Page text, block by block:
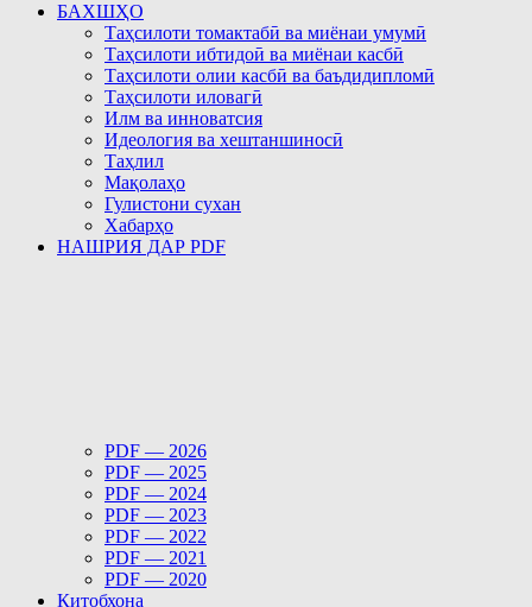
БАХШҲО
Таҳсилоти томактабӣ ва миёнаи умумӣ
Таҳсилоти ибтидоӣ ва миёнаи касбӣ
Таҳсилоти олии касбӣ ва баъдидипломӣ
Таҳсилоти иловагӣ
Илм ва инноватсия
Идеология ва хештаншиносӣ
Таҳлил
Мақолаҳо
Гулистони сухан
Хабарҳо
НАШРИЯ ДАР PDF
PDF — 2026
PDF — 2025
PDF — 2024
PDF — 2023
PDF — 2022
PDF — 2021
PDF — 2020
Китобхона